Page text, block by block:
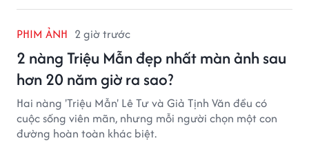
PHIM ẢNH 2 giờ trước
2 nàng Triệu Mẫn đẹp nhất màn ảnh sau
hơn 20 năm giờ ra sao?
Hai nàng 'Triệu Mẫn' Lê Tư và Giả Tịnh Văn đều có
cuộc sống viên mãn, nhưng mỗi người chọn một con
đường hoàn toàn khác biệt.